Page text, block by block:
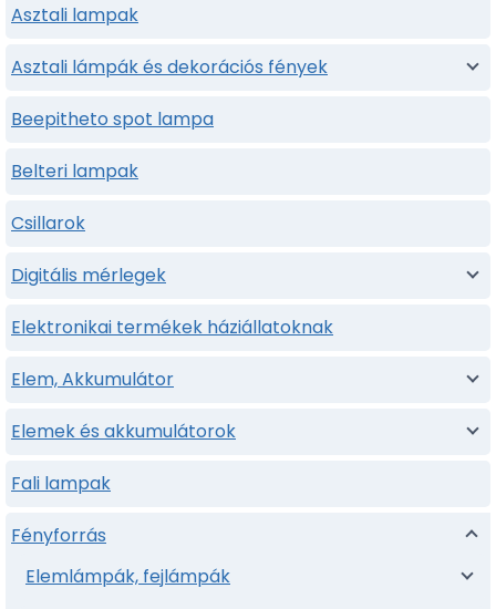
Asztali lampak
Asztali lámpák és dekorációs fények
Beepitheto spot lampa
Belteri lampak
Csillarok
Digitális mérlegek
Elektronikai termékek háziállatoknak
Elem, Akkumulátor
Elemek és akkumulátorok
Fali lampak
Fényforrás
Elemlámpák, fejlámpák